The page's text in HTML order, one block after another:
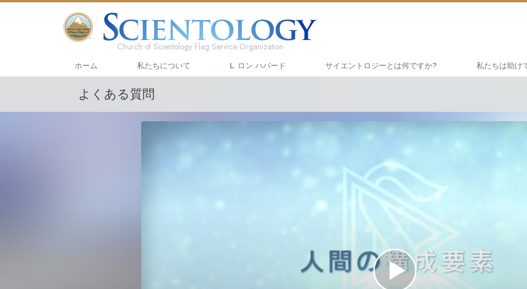
Church of Scientology Flag Service Organization
ホーム 私たちについて L. ロン ハバード サイエントロジーとは何ですか?
サイエントロジーの信条と規律
サイエントロジストに会いましょう
サイエントロジーの基本原理
ダイアネティックスの紹介
愛と憎しみ ―
偉大さとは何か?
私たちは助け
アプライド･
サイエントロ
スター
オ
よくある質問